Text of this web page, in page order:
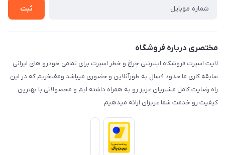
ثبت
مختصری درباره فروشگاه
لایت اسپرت فروشگاه اینترنتی چراغ و خطر اسپرت برای تمامی خودرو های ایرانی
سابقه کاری ما حدود 4سال به طورآنلاین و حضوری میباشد ومفتخریم که در این
راه رضایت کامل مشتریان عزیز رو به همراه داشته ایم و محصولاتی با بهترین
کیفیت رو خدمت شما عزیزان ارائه میدهیم